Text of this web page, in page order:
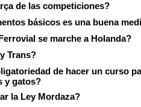
de las competiciones?
básicos es una buena
se marche a Holanda?
Trans?
de hacer un curso
y gatos?
la Ley Mordaza?